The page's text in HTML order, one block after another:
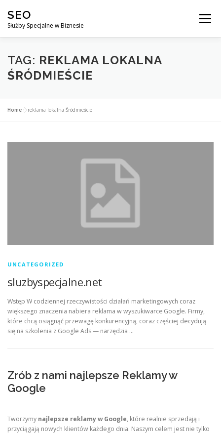
treści
SEO
Służby Specjalne w Biznesie
Menu
AGENCJA SEO CO ZYSKUJESZ ?
TAG: REKLAMA LOKALNA
ŚRÓDMIEŚCIE
Home »reklama lokalna Śródmieście
UNCATEGORIZED
sluzbyspecjalne.net
Wstęp W codziennej rzeczywistości działań marketingowych coraz
większego znaczenia nabiera reklama w wyszukiwarce Google. Firmy,
które chcą osiągnąć przewagę konkurencyjną, coraz częściej decydują
się na szkolenia z Google Ads — narzędzia …
Zrób z nami najlepsze Reklamy w
Google
Tworzymy najlepsze reklamy w Google, które realnie sprzedają i
przyciągają nowych klientów każdego dnia. Naszym celem jest nie tylko